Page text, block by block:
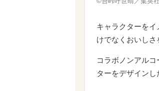
キャラクターを
けでなくおいしさ
コラボノンアル
ターをデザイン